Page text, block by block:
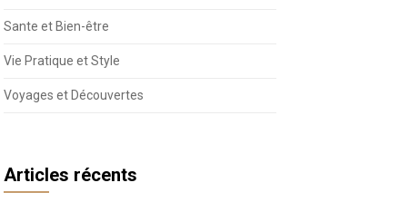
Sante et Bien-être
Vie Pratique et Style
Voyages et Découvertes
Articles récents